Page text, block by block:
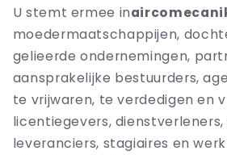
U stemt ermee in
moedermaatschappijen,
gelieerde ondernemingen,
aansprakelijke bestuurders,
te vrijwaren, te verdedigen en
licentiegevers,
leveranciers, stagiaires en